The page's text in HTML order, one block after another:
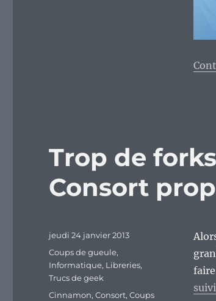
Trop de
Consort
Publié
jeudi 24 janvier 2013
Catégories
Coups de gueule,
Informatique, Libreries,
Trucs de geek
Étiquettes
Cinnamon,Consort,Coups